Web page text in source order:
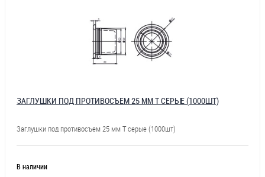
ЗАГЛУШКИ ПОД ПРОТИВОСЪЕМ 25 ММ Т СЕРЫЕ (1000ШТ)
Заглушки под противосъем 25 мм Т серые (1000шт)
В наличии